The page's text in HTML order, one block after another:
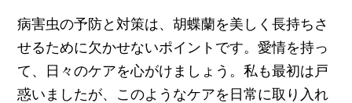
病害虫の予防と対策は、胡蝶蘭を美しく長持ちさ
せるために欠かせないポイントです。愛情を持っ
て、日々のケアを心がけましょう。私も最初は戸
惑いましたが、このようなケアを日常に取り入れ